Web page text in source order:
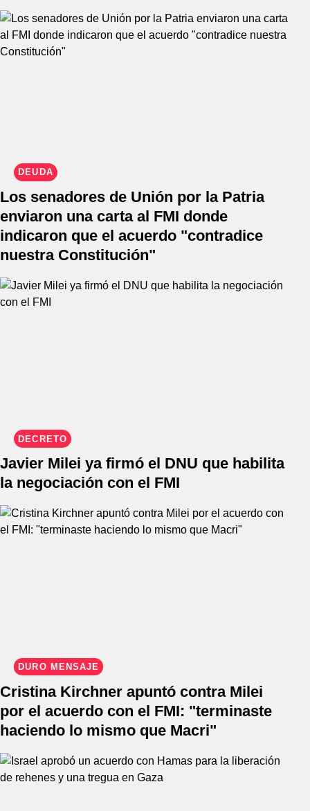
DEUDA
Los senadores de Unión por la Patria
enviaron una carta al FMI donde
indicaron que el acuerdo "contradice
nuestra Constitución"
DECRETO
Javier Milei ya firmó el DNU que habilita
la negociación con el FMI
DURO MENSAJE
Cristina Kirchner apuntó contra Milei
por el acuerdo con el FMI: "terminaste
haciendo lo mismo que Macri"